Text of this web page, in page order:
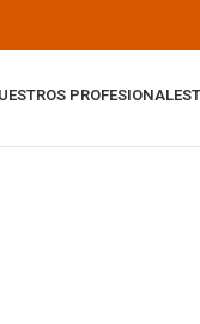
PROFESIONALES